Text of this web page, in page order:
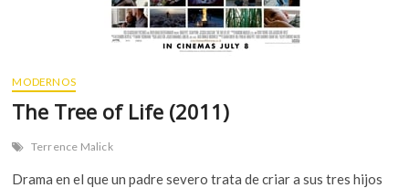
MODERNOS
The Tree of Life (2011)
Terrence Malick
Drama en el que un padre severo trata de criar a sus tres hijos